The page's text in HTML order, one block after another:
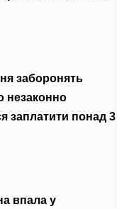
заборонять
незаконно
заплатити понад 3
впала у